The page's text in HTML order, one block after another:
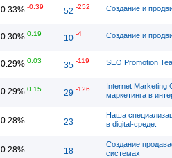
0.33% -0.39 52 -252 Создание и
0.30% 0.19 10 -4 Создание и
0.29% 0.03 35 -119 SEO Promotion
0.29% 0.15 29 -126
Internet Marketing
маркетинга в
0.28% 23
Наша
в digital-среде.
0.28% 18
Создание
системах